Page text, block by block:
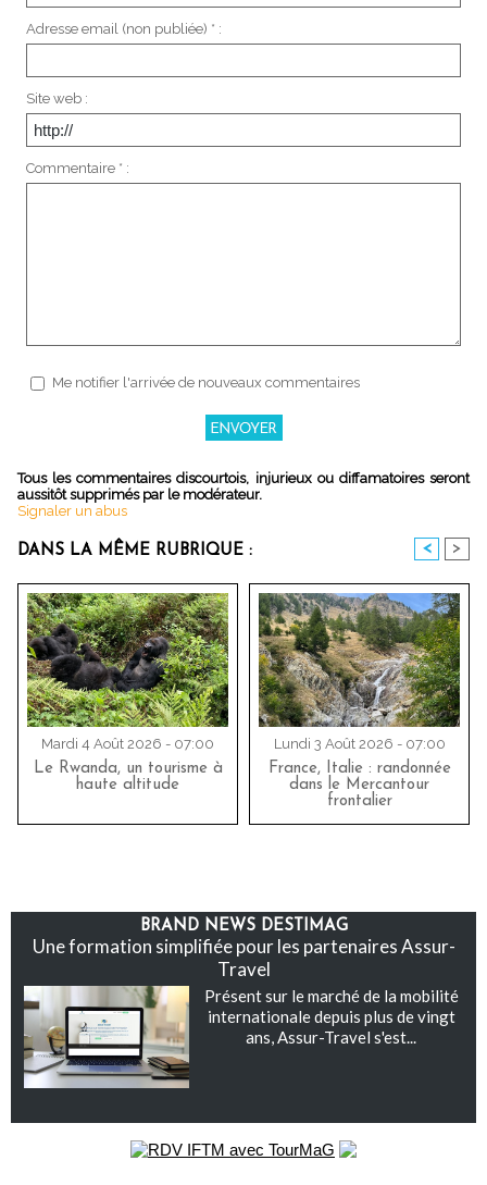
Adresse email (non publiée) * :
Site web :
Commentaire * :
Me notifier l'arrivée de nouveaux commentaires
Tous les commentaires discourtois, injurieux ou diffamatoires seront
aussitôt supprimés par le modérateur.
Signaler un abus
DANS LA MÊME RUBRIQUE : < >
Mardi 4 Août 2026 - 07:00
Le Rwanda, un tourisme à
haute altitude
Lundi 3 Août 2026 - 07:00
France, Italie : randonnée
dans le Mercantour
frontalier
BRAND NEWS DESTIMAG
Une formation simplifiée pour les partenaires Assur-
Travel
Présent sur le marché de la mobilité
internationale depuis plus de vingt
ans, Assur-Travel s'est...